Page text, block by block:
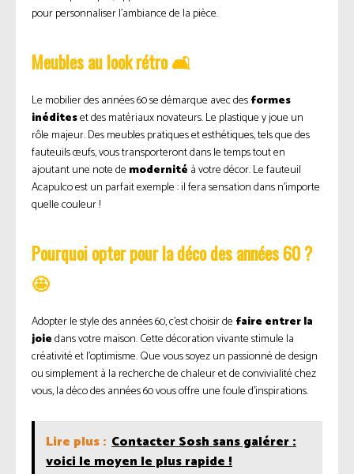
pour personnaliser l’ambiance de la pièce.
Meubles au look rétro 🛋️
Le mobilier des années 60 se démarque avec desformes
inéditeset des matériaux novateurs. Le plastique y joue un
rôle majeur. Des meubles pratiques et esthétiques, tels que des
fauteuils œufs, vous transporteront dans le temps tout en
ajoutant une note de modernité à votre décor. Le fauteuil
Acapulco est un parfait exemple : il fera sensation dans n’importe
quelle couleur !
Pourquoi opter pour la déco des années 60 ?
🤩
Adopter le style des années 60, c’est choisir de faire entrer la
joiedans votre maison. Cette décoration vivante stimule la
créativité et l’optimisme. Que vous soyez un passionné de design
ou simplement à la recherche de chaleur et de convivialité chez
vous, la déco des années 60 vous offre une foule d’inspirations.
Lire plus : Contacter Sosh sans galérer :
voici le moyen le plus rapide !